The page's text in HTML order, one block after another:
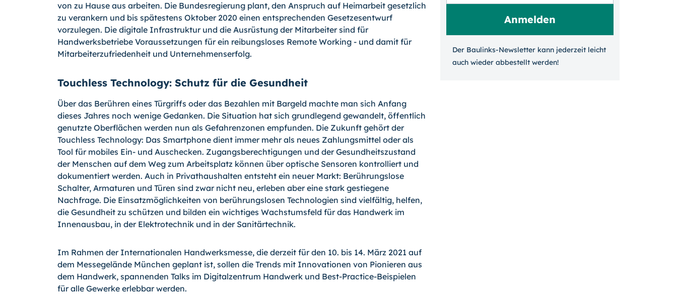
von zu Hause aus arbeiten. Die Bundesregierung plant, den Anspruch auf Heimarbeit gesetzlich
zu verankern und bis spätestens Oktober 2020 einen entsprechenden Gesetzesentwurf
vorzulegen. Die digitale Infrastruktur und die Ausrüstung der Mitarbeiter sind für
Handwerksbetriebe Voraussetzungen für ein reibungsloses Remote Working - und damit für
Mitarbeiterzufriedenheit und Unternehmenserfolg.
Touchless Technology: Schutz für die Gesundheit
Über das Berühren eines Türgriffs oder das Bezahlen mit Bargeld machte man sich Anfang
dieses Jahres noch wenige Gedanken. Die Situation hat sich grundlegend gewandelt, öffentlich
genutzte Oberflächen werden nun als Gefahrenzonen empfunden. Die Zukunft gehört der
Touchless Technology: Das Smartphone dient immer mehr als neues Zahlungsmittel oder als
Tool für mobiles Ein- und Auschecken. Zugangsberechtigungen und der Gesundheitszustand
der Menschen auf dem Weg zum Arbeitsplatz können über optische Sensoren kontrolliert und
dokumentiert werden. Auch in Privathaushalten entsteht ein neuer Markt: Berührungslose
Schalter, Armaturen und Türen sind zwar nicht neu, erleben aber eine stark gestiegene
Nachfrage. Die Einsatzmöglichkeiten von berührungslosen Technologien sind vielfältig, helfen,
die Gesundheit zu schützen und bilden ein wichtiges Wachstumsfeld für das Handwerk im
Innenausbau, in der Elektrotechnik und in der Sanitärtechnik.
Im Rahmen der Internationalen Handwerksmesse, die derzeit für den 10. bis 14. März 2021 auf
dem Messegelände München geplant ist, sollen die Trends mit Innovationen von Pionieren aus
dem Handwerk, spannenden Talks im Digitalzentrum Handwerk und Best-Practice-Beispielen
für alle Gewerke erlebbar werden.
Der Baulinks-Newsletter kann jeder­zeit leicht
auch wieder ab­bestellt werden!